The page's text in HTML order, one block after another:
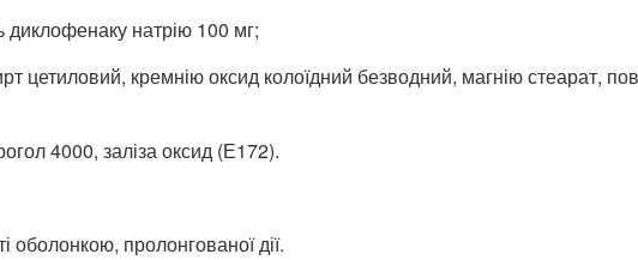
диклофенаку натрію 100 мг;
цетиловий, кремнію оксид колоїдний безводний, магнію стеарат,
4000, заліза оксид (Е172).
оболонкою, пролонгованої дії.